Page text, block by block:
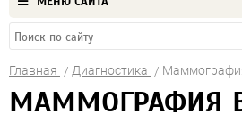
Главная Диагностика
МАММОГРАФИЯ